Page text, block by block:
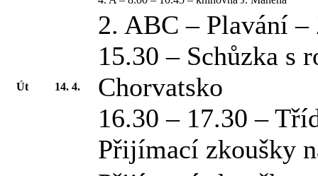
Út 14. 4.
2. ABC – Plavání
15.30 – Schůzka s
Chorvatsko
16.30 – 17.30 –
Přijímací zkoušky